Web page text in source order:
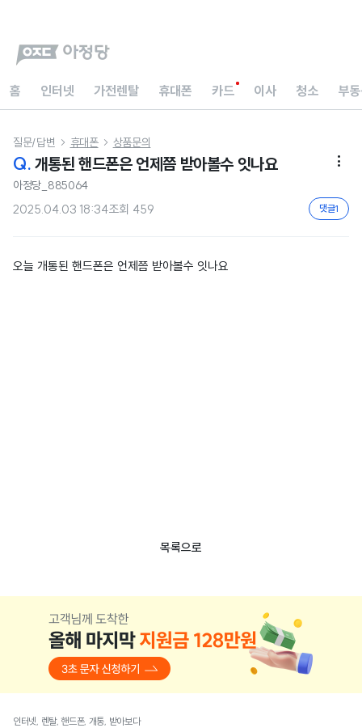
홈 인터넷 가전렌탈 휴대폰 카드 이사 청소 부
질문/답변  휴대폰  상품문의
Q. 개통된 핸드폰은 언제쯤 받아볼수 잇나요 
아정당_885064
2025.04.03 18:34조회 459 댓글1
오늘 개통된 핸드폰은 언제쯤 받아볼수 잇나요
목록으로
인터넷, 렌탈, 핸드폰, 개통, 받아보다